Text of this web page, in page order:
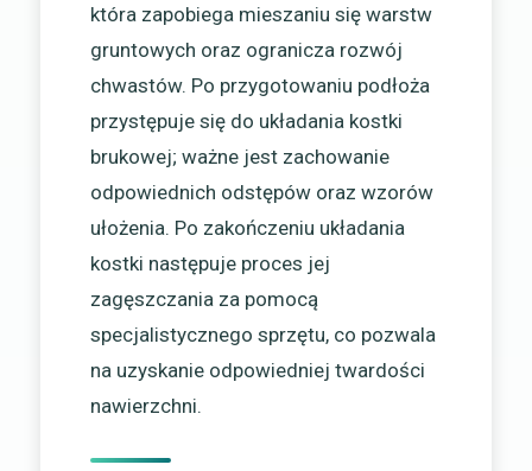
która zapobiega mieszaniu się warstw
gruntowych oraz ogranicza rozwój
chwastów. Po przygotowaniu podłoża
przystępuje się do układania kostki
brukowej; ważne jest zachowanie
odpowiednich odstępów oraz wzorów
ułożenia. Po zakończeniu układania
kostki następuje proces jej
zagęszczania za pomocą
specjalistycznego sprzętu, co pozwala
na uzyskanie odpowiedniej twardości
nawierzchni.